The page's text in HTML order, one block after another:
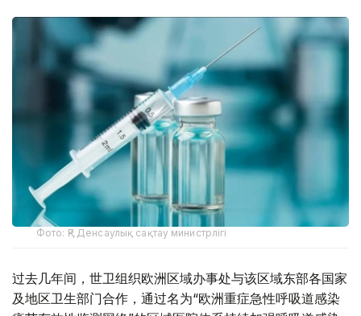
Фото: ҚР Денсаулық сақтау министрлігі
过去几年间，世卫组织欧洲区域办事处与该区域东部各国家
及地区卫生部门合作，通过名为“欧洲重症急性呼吸道感染